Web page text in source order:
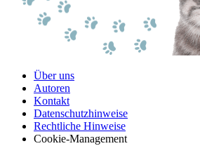
Über uns
Autoren
Kontakt
Datenschutzhinweise
Rechtliche Hinweise
Cookie-Management